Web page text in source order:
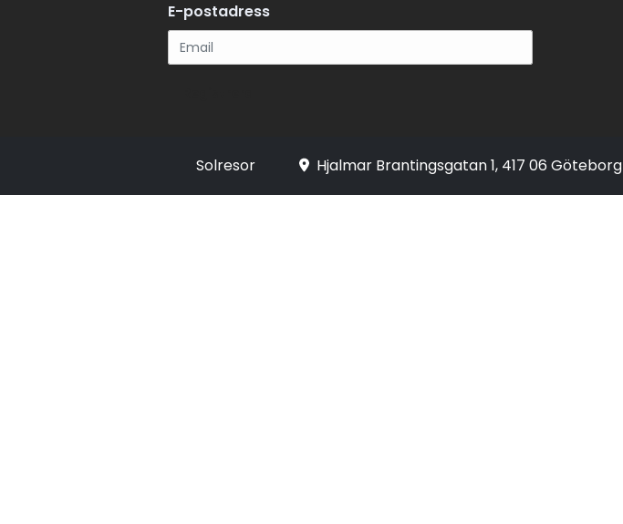
E-postadress
Solresor Hjalmar Brantingsgatan 1, 417 06 Göteborg